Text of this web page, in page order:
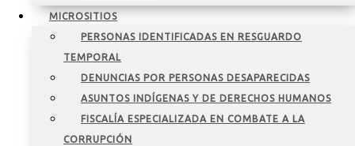
MICROSITIOS
PERSONAS IDENTIFICADAS EN RESGUARDO
TEMPORAL
DENUNCIAS POR PERSONAS DESAPARECIDAS
ASUNTOS INDÍGENAS Y DE DERECHOS HUMANOS
FISCALÍA ESPECIALIZADA EN COMBATE A LA
CORRUPCIÓN